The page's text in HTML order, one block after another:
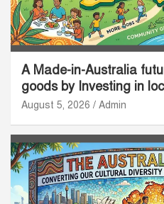
A Made-in-Australia
goods by Investing in
August 5, 2026 Admin